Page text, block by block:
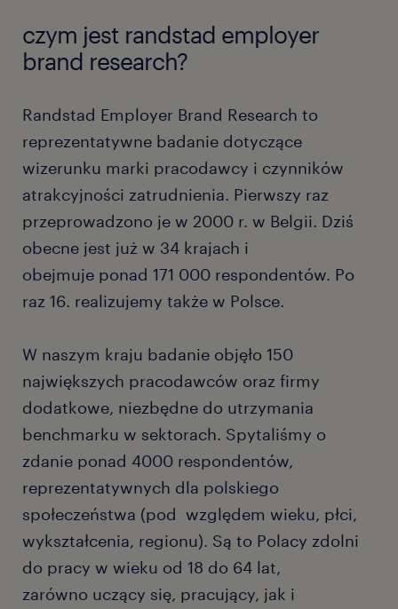
czym jest randstad employer
brand research?
Randstad Employer Brand Research to
reprezentatywne badanie dotyczące
wizerunku marki pracodawcy i czynników
atrakcyjności zatrudnienia. Pierwszy raz
przeprowadzono je w 2000 r. w Belgii. Dziś
obecne jest już w 34 krajach i
obejmuje ponad 171 000 respondentów. Po
raz 16. realizujemy także w Polsce.
W naszym kraju badanie objęło 150
największych pracodawców oraz firmy
dodatkowe, niezbędne do utrzymania
benchmarku w sektorach. Spytaliśmy o
zdanie ponad 4000 respondentów,
reprezentatywnych dla polskiego
społeczeństwa (pod względem wieku, płci,
wykształcenia, regionu). Są to Polacy zdolni
do pracy w wieku od 18 do 64 lat,
zarówno uczący się, pracujący, jak i